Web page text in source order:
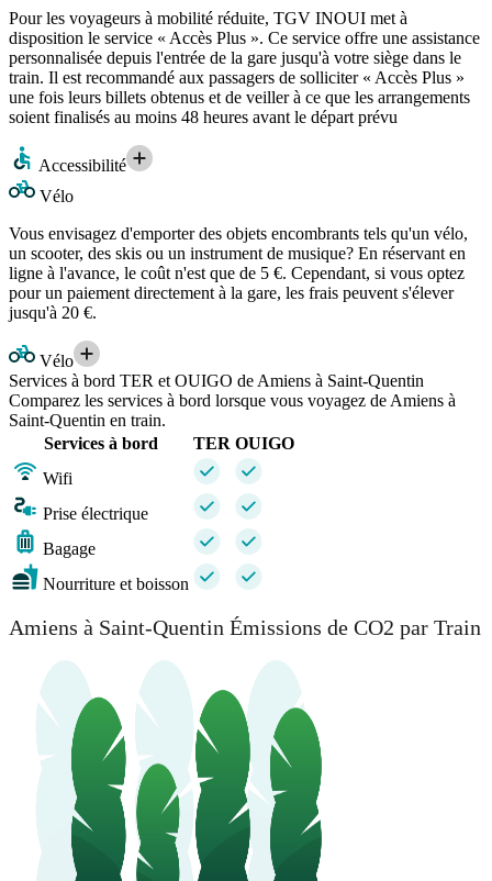
Pour les voyageurs à mobilité réduite, TGV INOUI met à
disposition le service « Accès Plus ». Ce service offre une assistance
personnalisée depuis l'entrée de la gare jusqu'à votre siège dans le
train. Il est recommandé aux passagers de solliciter « Accès Plus »
une fois leurs billets obtenus et de veiller à ce que les arrangements
soient finalisés au moins 48 heures avant le départ prévu
Accessibilité
Vélo
Vous envisagez d'emporter des objets encombrants tels qu'un vélo,
un scooter, des skis ou un instrument de musique? En réservant en
ligne à l'avance, le coût n'est que de 5 €. Cependant, si vous optez
pour un paiement directement à la gare, les frais peuvent s'élever
jusqu'à 20 €.
Vélo
Services à bord TER et OUIGO de Amiens à Saint-Quentin
Comparez les services à bord lorsque vous voyagez de Amiens à
Saint-Quentin en train.
Services à bord
TER OUIGO
Wifi
Prise électrique
Bagage
Nourriture et boisson
Amiens à Saint-Quentin Émissions de CO2 par Train